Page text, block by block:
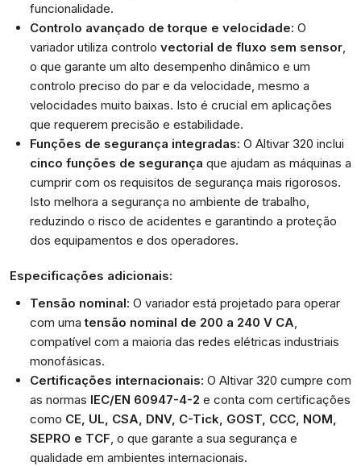
funcionalidade.
Controlo avançado de torque e velocidade: O
variador utiliza controlo vectorial de fluxo sem sensor,
o que garante um alto desempenho dinâmico e um
controlo preciso do par e da velocidade, mesmo a
velocidades muito baixas. Isto é crucial em aplicações
que requerem precisão e estabilidade.
Funções de segurança integradas: O Altivar 320 inclui
cinco funções de segurança que ajudam as máquinas a
cumprir com os requisitos de segurança mais rigorosos.
Isto melhora a segurança no ambiente de trabalho,
reduzindo o risco de acidentes e garantindo a proteção
dos equipamentos e dos operadores.
Especificações adicionais:
Tensão nominal: O variador está projetado para operar
com umatensão nominal de 200 a 240 V CA,
compatível com a maioria das redes elétricas industriais
monofásicas.
Certificações internacionais: O Altivar 320 cumpre com
as normas IEC/EN 60947-4-2 e conta com certificações
como CE, UL, CSA, DNV, C-Tick, GOST, CCC, NOM,
SEPRO e TCF, o que garante a sua segurança e
qualidade em ambientes internacionais.